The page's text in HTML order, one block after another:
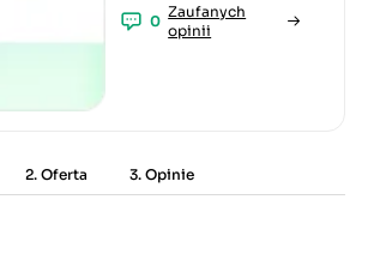
0
Zaufanych
opinii
2. Oferta 3. Opinie